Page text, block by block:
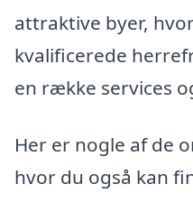
attraktive byer,
kvalificerede
en række services
Her er nogle af de
hvor du også kan